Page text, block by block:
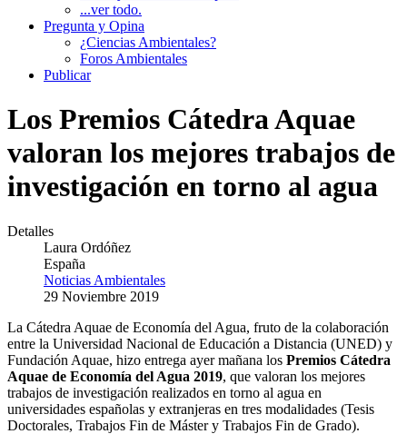
...ver todo.
Pregunta y Opina
¿Ciencias Ambientales?
Foros Ambientales
Publicar
Los Premios Cátedra Aquae
valoran los mejores trabajos de
investigación en torno al agua
Detalles
Laura Ordóñez
España
Noticias Ambientales
29 Noviembre 2019
La Cátedra Aquae de Economía del Agua, fruto de la colaboración
entre la Universidad Nacional de Educación a Distancia (UNED) y
Fundación Aquae, hizo entrega ayer mañana los Premios Cátedra
Aquae de Economía del Agua 2019, que valoran los mejores
trabajos de investigación realizados en torno al agua en
universidades españolas y extranjeras en tres modalidades (Tesis
Doctorales, Trabajos Fin de Máster y Trabajos Fin de Grado).